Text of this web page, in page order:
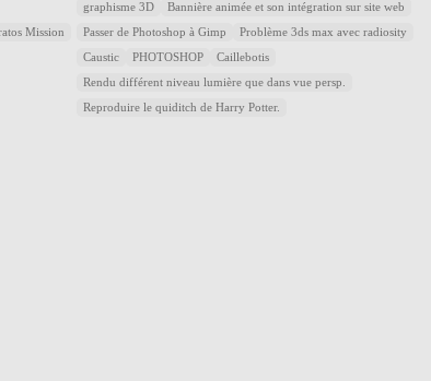
Mission
graphisme 3D Bannière animée et son intégration sur site web
Passer de Photoshop à Gimp Problème 3ds max avec radiosity
Caustic PHOTOSHOP Caillebotis
Rendu différent niveau lumière que dans vue persp.
Reproduire le quiditch de Harry Potter.